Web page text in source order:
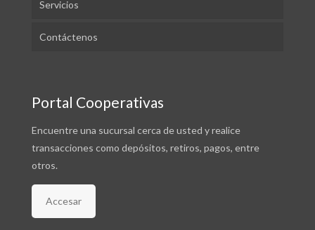
Servicios
Contáctenos
Portal Cooperativas
Encuentre una sucursal cerca de usted y realice
transacciones como depósitos, retiros, pagos, entre
otros.
Accesar